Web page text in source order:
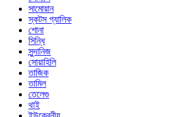
সামোয়ান
স্কটস গ্যালিক
শোনা
সিন্ধি
সুন্দানিজ
সোয়াহিলি
তাজিক
তামিল
তেলেগু
থাই